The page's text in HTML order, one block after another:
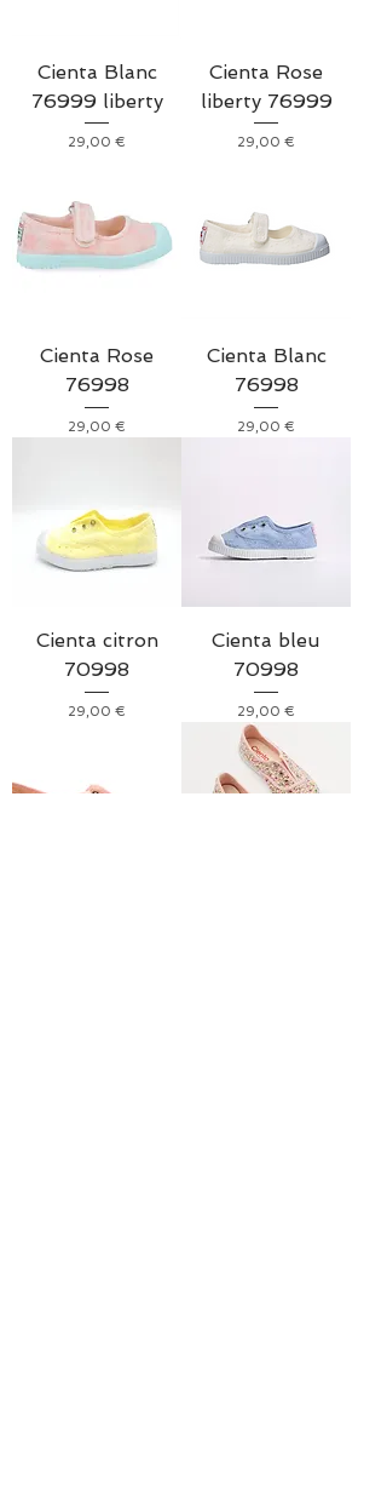
Cienta Blanc
76999 liberty
Prix
29,00 €
Cienta Rose
liberty 76999
Prix
29,00 €
Cienta Rose
76998
Prix
29,00 €
Cienta Blanc
76998
Prix
29,00 €
Cienta citron
70998
Prix
29,00 €
Cienta bleu
70998
Prix
29,00 €